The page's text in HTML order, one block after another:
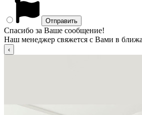
Спасибо за Ваше сообщение!
Наш менеджер свяжется с Вами в